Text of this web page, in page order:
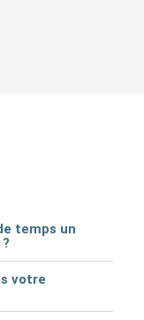
temps un
votre